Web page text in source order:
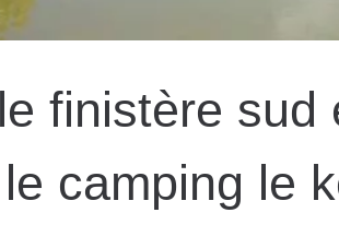
finistère sud
camping le